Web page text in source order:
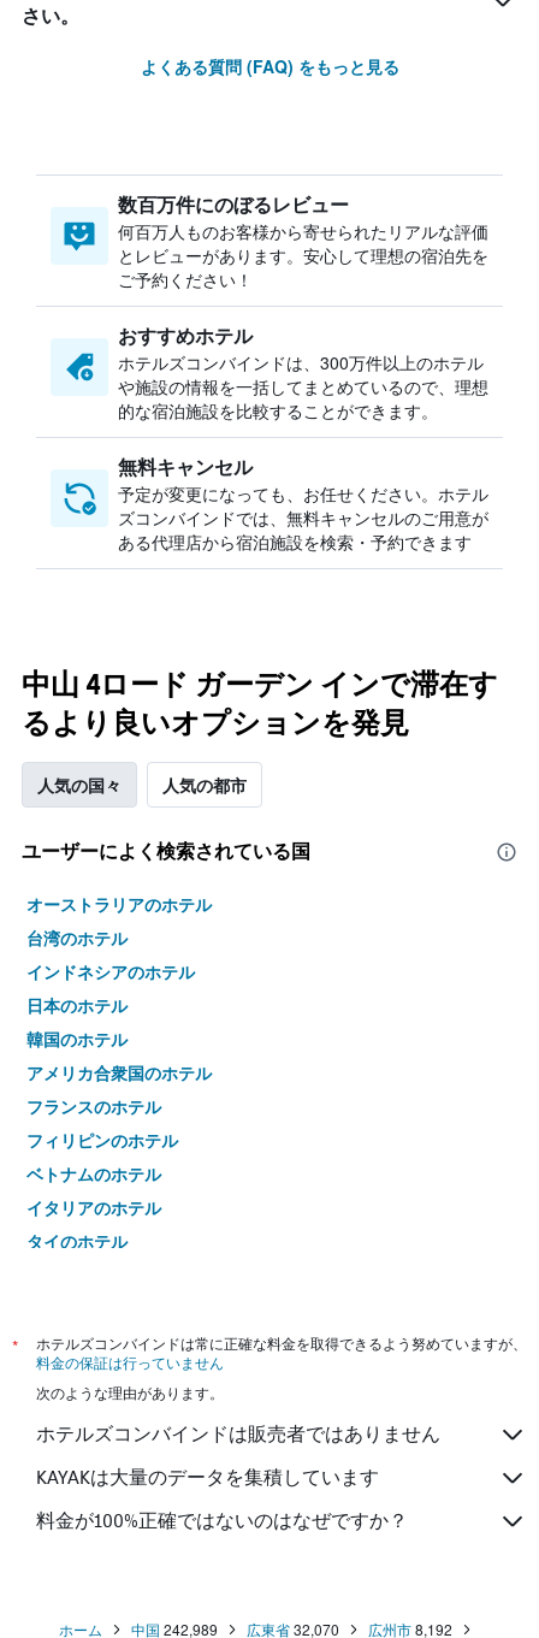
さい。
よくある質問 (FAQ) をもっと見る
数百万件にのぼるレビュー
何百万人ものお客様から寄せられたリアルな評価
とレビューがあります。安心して理想の宿泊先を
ご予約ください！
おすすめホテル
ホテルズコンバインドは、300万件以上のホテル
や施設の情報を一括してまとめているので、理想
的な宿泊施設を比較することができます。
無料キャンセル
予定が変更になっても、お任せください。ホテル
ズコンバインドでは、無料キャンセルのご用意が
ある代理店から宿泊施設を検索・予約できます
中山 4ロード ガーデン インで滞在す
るより良いオプションを発見
人気の国々 人気の都市
ユーザーによく検索されている国
オーストラリアのホテル
台湾のホテル
インドネシアのホテル
日本のホテル
韓国のホテル
アメリカ合衆国のホテル
フランスのホテル
フィリピンのホテル
ベトナムのホテル
イタリアのホテル
タイのホテル
*
ホテルズコンバインドは常に正確な料金を取得できるよう努めていますが、
料金の保証は行っていません
次のような理由があります。
ホテルズコンバインドは販売者ではありません
KAYAKは大量のデータを集積しています
料金が100%正確ではないのはなぜですか？
ホーム 中国 242,989 広東省 32,070 広州市 8,192